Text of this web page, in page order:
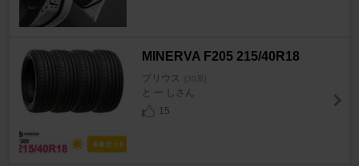
MINERVA F205 215/40R18
プリウス [30系]
と ー しさん
15